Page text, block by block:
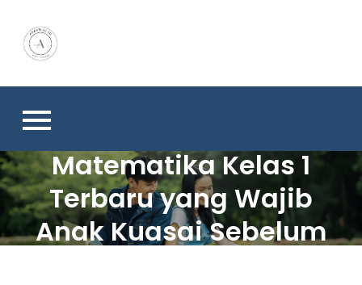
content
Matematika Kelas 1
Terbaru yang Wajib
Anak Kuasai Sebelum